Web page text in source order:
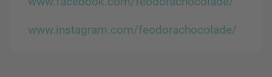
www.instagram.com/feodorachocolade/